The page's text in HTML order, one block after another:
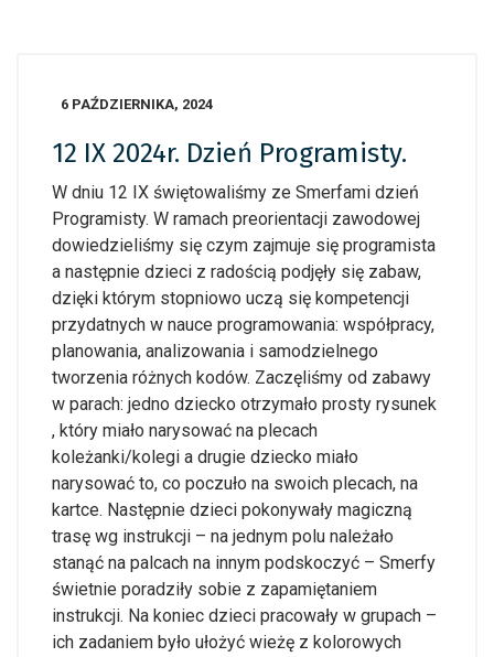
6 PAŹDZIERNIKA, 2024
12 IX 2024r. Dzień Programisty.
W dniu 12 IX świętowaliśmy ze Smerfami dzień
Programisty. W ramach preorientacji zawodowej
dowiedzieliśmy się czym zajmuje się programista
a następnie dzieci z radością podjęły się zabaw,
dzięki którym stopniowo uczą się kompetencji
przydatnych w nauce programowania: współpracy,
planowania, analizowania i samodzielnego
tworzenia różnych kodów. Zaczęliśmy od zabawy
w parach: jedno dziecko otrzymało prosty rysunek
, który miało narysować na plecach
koleżanki/kolegi a drugie dziecko miało
narysować to, co poczuło na swoich plecach, na
kartce. Następnie dzieci pokonywały magiczną
trasę wg instrukcji – na jednym polu należało
stanąć na palcach na innym podskoczyć – Smerfy
świetnie poradziły sobie z zapamiętaniem
instrukcji. Na koniec dzieci pracowały w grupach –
ich zadaniem było ułożyć wieżę z kolorowych